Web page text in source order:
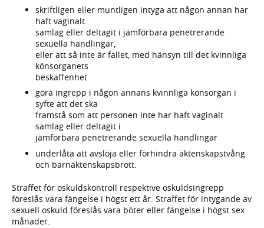
skriftligen eller muntligen intyga att någon annan har
haft vaginalt
samlag eller deltagit i jämförbara penetrerande
sexuella handlingar,
eller att så inte är fallet, med hänsyn till det kvinnliga
könsorganets
beskaffenhet
göra ingrepp i någon annans kvinnliga könsorgan i
syfte att det ska
framstå som att personen inte har haft vaginalt
samlag eller deltagit i
jämförbara penetrerande sexuella handlingar
underlåta att avslöja eller förhindra äktenskapstvång
och barnäktenskapsbrott.
Straffet för oskuldskontroll respektive oskuldsingrepp
föreslås vara fängelse i högst ett år. Straffet för intygande av
sexuell oskuld föreslås vara böter eller fängelse i högst sex
månader.